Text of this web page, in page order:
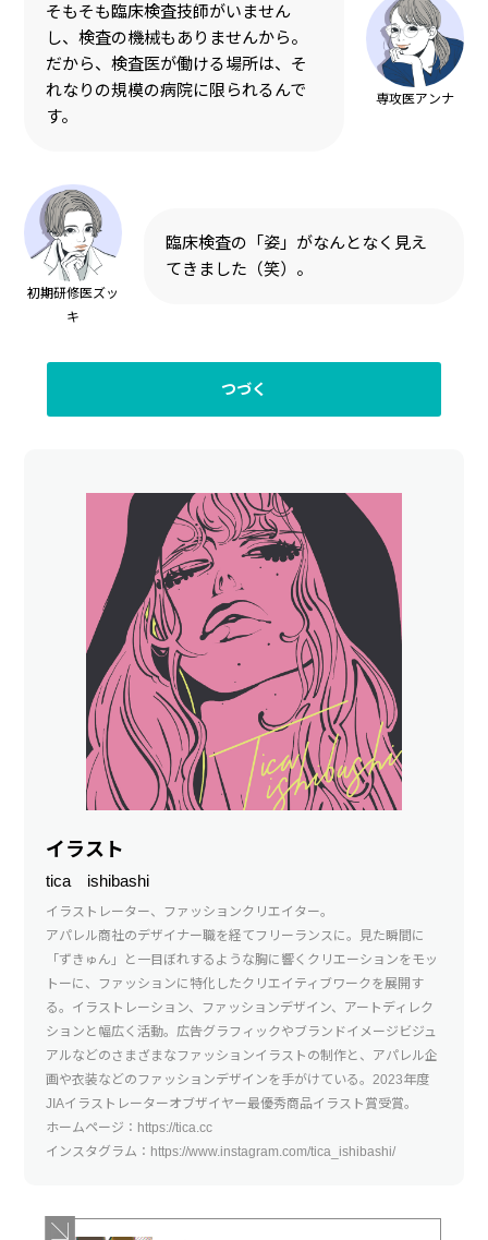
専攻医アンナ
そもそも臨床検査技師がいません
し、検査の機械もありませんから。
だから、検査医が働ける場所は、そ
れなりの規模の病院に限られるんで
す。
初期研修医ズッ
キ
臨床検査の「姿」がなんとなく見え
てきました（笑）。
つづく
イラスト
tica ishibashi
イラストレーター、ファッションクリエイター。
アパレル商社のデザイナー職を経てフリーランスに。見た瞬間に
「ずきゅん」と一目ぼれするような胸に響くクリエーションをモッ
トーに、ファッションに特化したクリエイティブワークを展開す
る。イラストレーション、ファッションデザイン、アートディレク
ションと幅広く活動。広告グラフィックやブランドイメージビジュ
アルなどのさまざまなファッションイラストの制作と、アパレル企
画や衣装などのファッションデザインを手がけている。2023年度
JIAイラストレーターオブザイヤー最優秀商品イラスト賞受賞。
ホームページ：https://tica.cc
インスタグラム：https://www.instagram.com/tica_ishibashi/